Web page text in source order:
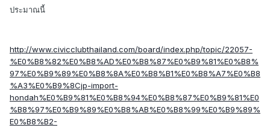
ประมาณนี้
http://www.civicclubthailand.com/board/index.php/topic/22057-
%E0%B8%82%E0%B8%AD%E0%B8%87%E0%B9%81%E0%B8%
97%E0%B9%89%E0%B8%8A%E0%B8%B1%E0%B8%A7%E0%B8
%A3%E0%B9%8Cjp-import-
hondah%E0%B9%81%E0%B8%94%E0%B8%87%E0%B9%81%E0
%B8%97%E0%B9%89%E0%B8%AB%E0%B8%99%E0%B9%89%
E0%B8%B2-